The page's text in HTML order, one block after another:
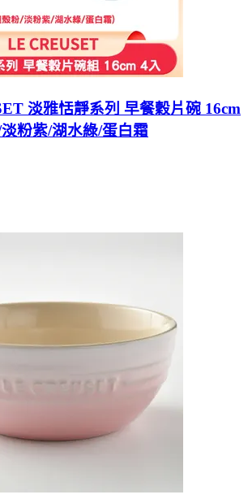
淡雅恬靜系列 早餐穀片碗 16cm
粉紫/湖水綠/蛋白霜